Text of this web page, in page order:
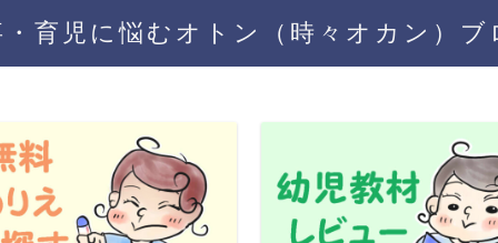
・育児に悩むオトン（時々オカン）ブ